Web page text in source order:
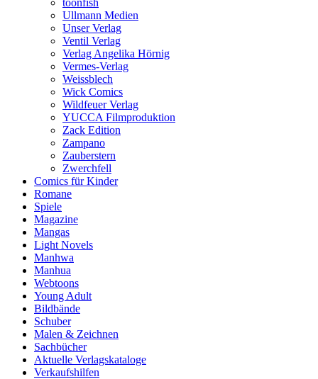
toonfish
Ullmann Medien
Unser Verlag
Ventil Verlag
Verlag Angelika Hörnig
Vermes-Verlag
Weissblech
Wick Comics
Wildfeuer Verlag
YUCCA Filmproduktion
Zack Edition
Zampano
Zauberstern
Zwerchfell
Comics für Kinder
Romane
Spiele
Magazine
Mangas
Light Novels
Manhwa
Manhua
Webtoons
Young Adult
Bildbände
Schuber
Malen & Zeichnen
Sachbücher
Aktuelle Verlagskataloge
Verkaufshilfen